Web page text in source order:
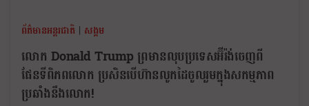
ព័ត៌មានអន្តរជាតិ | សង្គម
លោក Donald Trump ព្រមានលុបប្រទេសអ៊ីរ៉ង់ចេញពី
ផែនទីពិភពលោក ប្រសិនបើហ៊ានលូកដៃចូលរួមក្នុងសកម្មភាព
ប្រឆាំងនឹងលោក!